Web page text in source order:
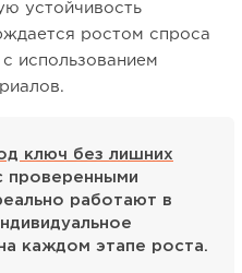
устойчивость
ростом спроса
использованием
ключ без лишних
проверенными
работают в
каждом этапе роста.